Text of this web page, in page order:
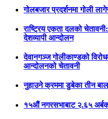
गोलबजार प्रदर्शनमा गोली
राष्ट्रिय एकता दलको
देशव्यापी आन्दोलन
देवानगञ्ज गोलीकाण्डको
आन्दोलनको चेतावनी
नुहाउने क्रममा डुबेका तीन
१५औं नगरसभाबाट २.६५